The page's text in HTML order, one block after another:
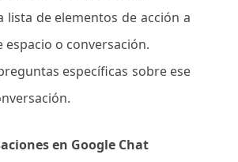
lista de elementos de acción a
espacio o conversación.
específicas sobre ese
en Google Chat